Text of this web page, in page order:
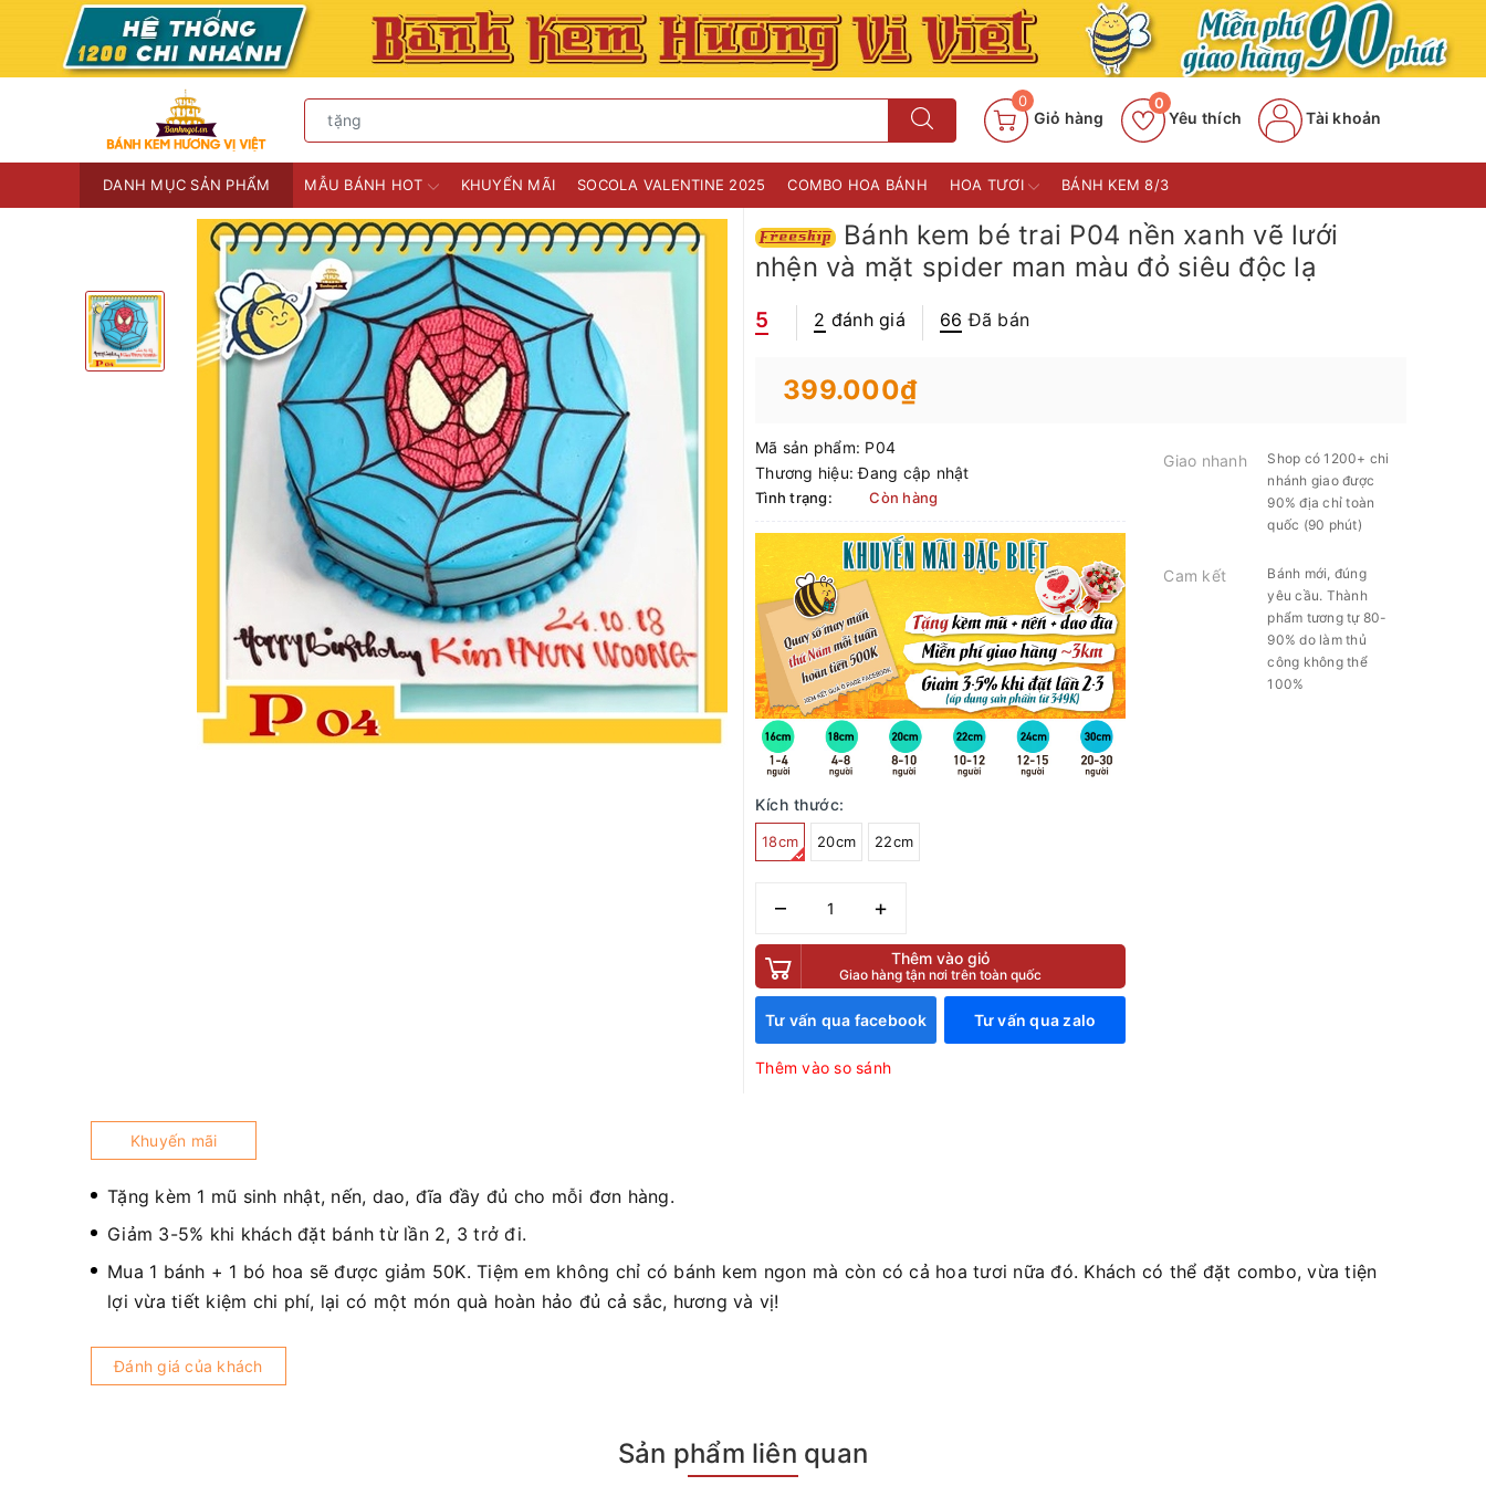
0
Giỏ hàng Yêu thích
0
Tài khoản
DANH MỤC SẢN PHẨM MẪU BÁNH HOT KHUYẾN MÃI SOCOLA VALENTINE 2025 COMBO HOA BÁNH HOA TƯƠI BÁNH KEM 8/3
Bánh kem bé trai P04 nền xanh vẽ lưới
nhện và mặt spider man màu đỏ siêu độc lạ
5 2 đánh giá 66 Đã bán
399.000₫
Mã sản phẩm: P04
Thương hiệu: Đang cập nhật
Tình trạng: Còn hàng
Kích thước:
18cm 20cm 22cm
– +
Thêm vào giỏ
Giao hàng tận nơi trên toàn quốc
Tư vấn qua facebook Tư vấn qua zalo
Thêm vào so sánh
Giao nhanh
Shop có 1200+ chi
nhánh giao được
90% địa chỉ toàn
quốc (90 phút)
Cam kết
Bánh mới, đúng
yêu cầu. Thành
phẩm tương tự 80-
90% do làm thủ
công không thể
100%
Khuyến mãi
Tặng kèm 1 mũ sinh nhật, nến, dao, đĩa đầy đủ cho mỗi đơn hàng.
Giảm 3-5% khi khách đặt bánh từ lần 2, 3 trở đi.
Mua 1 bánh + 1 bó hoa sẽ được giảm 50K. Tiệm em không chỉ có bánh kem ngon mà còn có cả hoa tươi nữa đó. Khách có thể đặt combo, vừa tiện
lợi vừa tiết kiệm chi phí, lại có một món quà hoàn hảo đủ cả sắc, hương và vị!
Đánh giá của khách
Sản phẩm liên quan